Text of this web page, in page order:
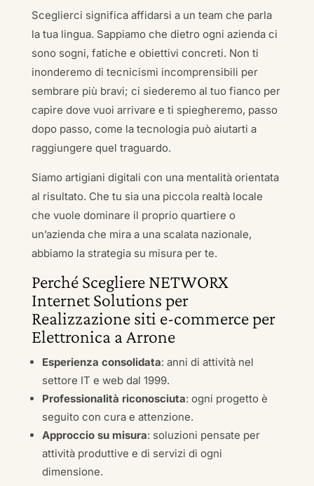
Sceglierci significa affidarsi a un team che parla
la tua lingua. Sappiamo che dietro ogni azienda ci
sono sogni, fatiche e obiettivi concreti. Non ti
inonderemo di tecnicismi incomprensibili per
sembrare più bravi; ci siederemo al tuo fianco per
capire dove vuoi arrivare e ti spiegheremo, passo
dopo passo, come la tecnologia può aiutarti a
raggiungere quel traguardo.
Siamo artigiani digitali con una mentalità orientata
al risultato. Che tu sia una piccola realtà locale
che vuole dominare il proprio quartiere o
un’azienda che mira a una scalata nazionale,
abbiamo la strategia su misura per te.
Perché Scegliere NETWORX
Internet Solutions per
Realizzazione siti e-commerce per
Elettronica a Arrone
Esperienza consolidata: anni di attività nel
settore IT e web dal 1999.
Professionalità riconosciuta: ogni progetto è
seguito con cura e attenzione.
Approccio su misura: soluzioni pensate per
attività produttive e di servizi di ogni
dimensione.